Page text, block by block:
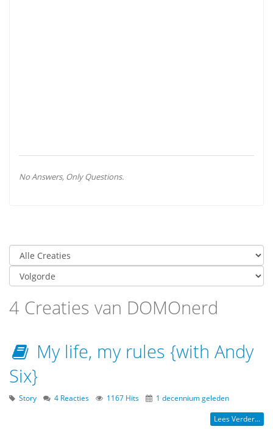
No Answers, Only Questions.
4 Creaties van DOMOnerd
My life, my rules {with Andy
Six}
Story 4 Reacties 1167 Hits 1 decennium geleden
Lees Verder...